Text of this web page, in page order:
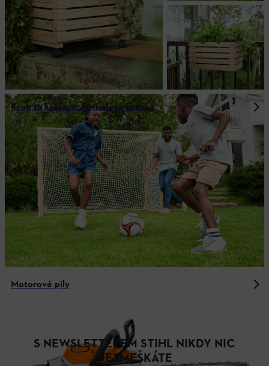
Krok za krokem: Fotbalová branka
Motorové pily
S NEWSLETTEREM STIHL NIKDY NIC
NEZMEŠKÁTE